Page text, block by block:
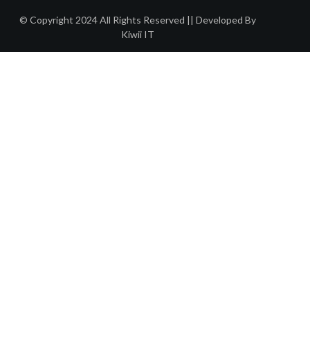
© Copyright 2024 All Rights Reserved || Developed By
Kiwii IT